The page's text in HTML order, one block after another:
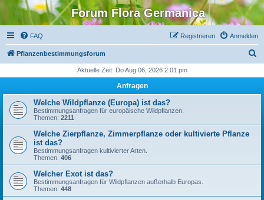
Forum Flora Germanica
FAQ Anmelden
Registrieren
Pflanzenbestimmungsforum
h
Aktuelle Zeit: Do Aug 06, 2026 2:01 pm
Anfragen
Welche Wildpflanze (Europa) ist das?
Bestimmungsanfragen für europäische Wildpflanzen.
Themen: 2211
Welche Zierpflanze, Zimmerpflanze oder kultivierte Pflanze
ist das?
Bestimmungsanfragen kultivierter Arten.
Themen: 406
Welcher Exot ist das?
Bestimmungsanfragen für Wildpflanzen außerhalb Europas.
Themen: 448